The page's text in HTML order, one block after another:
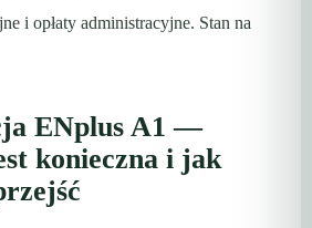
i opłaty administracyjne. Stan na
ENplus A1 —
konieczna i jak